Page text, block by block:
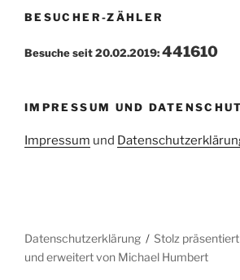
BESUCHER-ZÄHLER
Besuche seit 20.02.2019:441610
IMPRESSUM UND
Impressum und
Datenschutzerklärung
Stolz
und erweitert von Michael Humbert